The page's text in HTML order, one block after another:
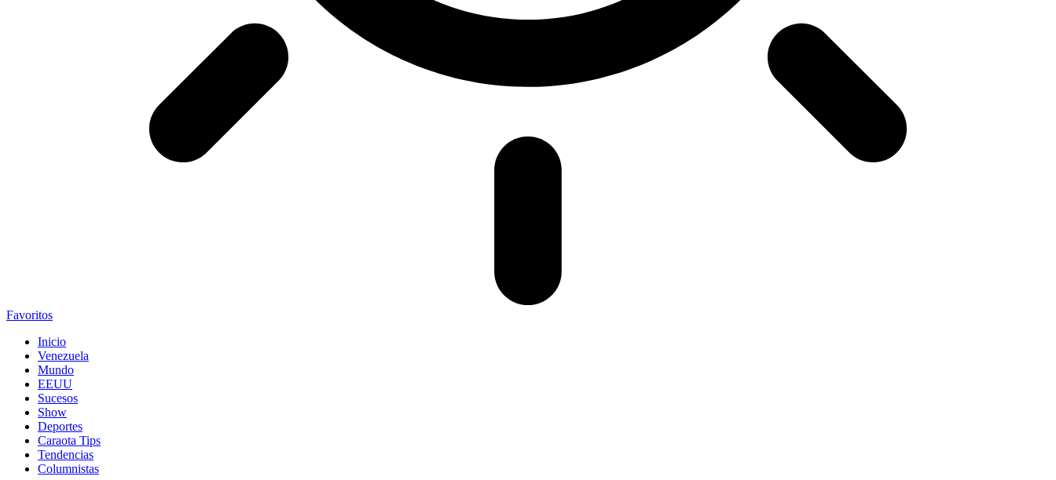
Favoritos
Inicio
Venezuela
Mundo
EEUU
Sucesos
Show
Deportes
Caraota Tips
Tendencias
Columnistas